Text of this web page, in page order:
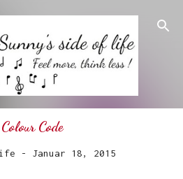
Hauptbereich
Code
- Januar 18, 2015